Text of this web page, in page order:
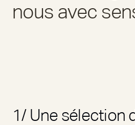
nous avec
1/ Une sélection